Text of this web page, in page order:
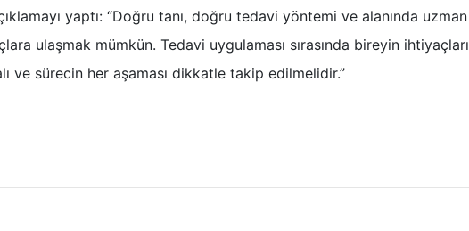
yaptı: “Doğru tanı, doğru tedavi yöntemi ve alanında uzman
ulaşmak mümkün. Tedavi uygulaması sırasında bireyin ihtiyaçları
ve sürecin her aşaması dikkatle takip edilmelidir.”